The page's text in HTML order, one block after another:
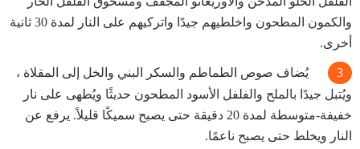
والكمون المطحون واخلطيهم جيدًا واتركيهم على النار لمدة 30 ثانية
أخرى.
يُضاف صوص الطماطم والسكر البني والخل إلى المقلاة ،
ويُتبل جيدًا بالملح والفلفل الأسود المطحون حديثًا ويُطهى على نار
خفيفة-متوسطة لمدة 20 دقيقة حتى يصبح سميكًا قليلاً. يرفع عن
النار ويخلط حتى يصبح ناعمًا.